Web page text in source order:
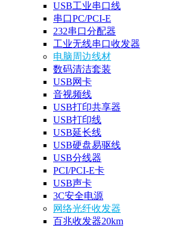
USB工业串口线
串口PC/PCI-E
232串口分配器
工业无线串口收发器
电脑周边线材
数码清洁套装
USB网卡
音视频线
USB打印共享器
USB打印线
USB延长线
USB硬盘易驱线
USB分线器
PCI/PCI-E卡
USB声卡
3C安全电源
网络光纤收发器
百兆收发器20km